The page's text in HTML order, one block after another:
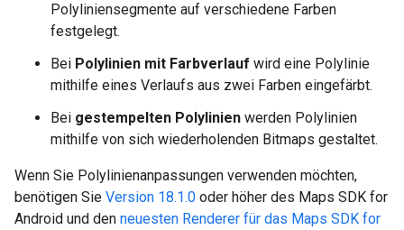
Polyliniensegmente auf verschiedene Farben
festgelegt.
Bei Polylinien mit Farbverlauf wird eine Polylinie
mithilfe eines Verlaufs aus zwei Farben eingefärbt.
Bei gestempelten Polylinien werden Polylinien
mithilfe von sich wiederholenden Bitmaps gestaltet.
Wenn Sie Polylinienanpassungen verwenden möchten,
benötigen Sie Version 18.1.0 oder höher des Maps SDK for
Android und den neuesten Renderer für das Maps SDK for